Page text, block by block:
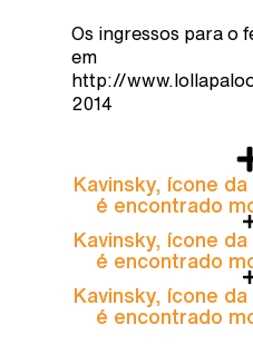
Os ingressos para o
em
http://
2014
Kavinsky, ícone
é encontrado
Kavinsky, ícone
é encontrado
Kavinsky, ícone
é encontrado